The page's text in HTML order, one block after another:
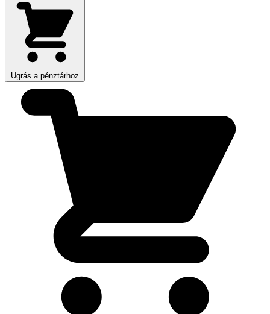
Ugrás a pénztárhoz